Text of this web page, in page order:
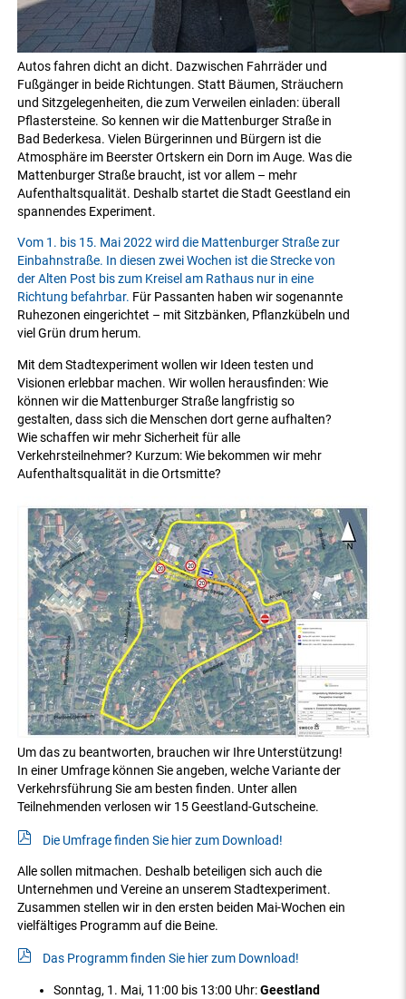
Autos fahren dicht an dicht. Dazwischen Fahrräder und
Fußgänger in beide Richtungen. Statt Bäumen, Sträuchern
und Sitzgelegenheiten, die zum Verweilen einladen: überall
Pflastersteine. So kennen wir die Mattenburger Straße in
Bad Bederkesa. Vielen Bürgerinnen und Bürgern ist die
Atmosphäre im Beerster Ortskern ein Dorn im Auge. Was die
Mattenburger Straße braucht, ist vor allem – mehr
Aufenthaltsqualität. Deshalb startet die Stadt Geestland ein
spannendes Experiment.
Vom 1. bis 15. Mai 2022 wird die Mattenburger Straße zur
Einbahnstraße. In diesen zwei Wochen ist die Strecke von
der Alten Post bis zum Kreisel am Rathaus nur in eine
Richtung befahrbar. Für Passanten haben wir sogenannte
Ruhezonen eingerichtet – mit Sitzbänken, Pflanzkübeln und
viel Grün drum herum.
Mit dem Stadtexperiment wollen wir Ideen testen und
Visionen erlebbar machen. Wir wollen herausfinden: Wie
können wir die Mattenburger Straße langfristig so
gestalten, dass sich die Menschen dort gerne aufhalten?
Wie schaffen wir mehr Sicherheit für alle
Verkehrsteilnehmer? Kurzum: Wie bekommen wir mehr
Aufenthaltsqualität in die Ortsmitte?
Um das zu beantworten, brauchen wir Ihre Unterstützung!
In einer Umfrage können Sie angeben, welche Variante der
Verkehrsführung Sie am besten finden. Unter allen
Teilnehmenden verlosen wir 15 Geestland-Gutscheine.
Die Umfrage finden Sie hier zum Download!
Alle sollen mitmachen. Deshalb beteiligen sich auch die
Unternehmen und Vereine an unserem Stadtexperiment.
Zusammen stellen wir in den ersten beiden Mai-Wochen ein
vielfältiges Programm auf die Beine.
Das Programm finden Sie hier zum Download!
Sonntag, 1. Mai, 11:00 bis 13:00 Uhr:Geestland